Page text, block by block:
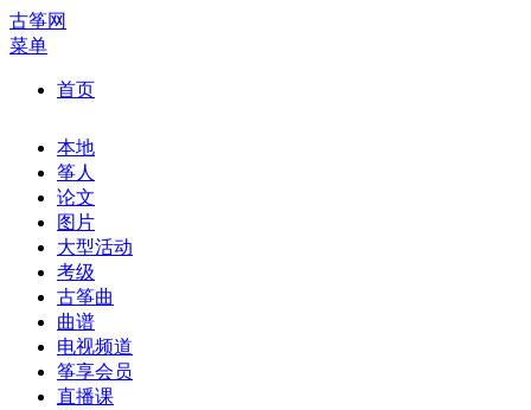
古筝网
菜单
首页
本地
筝人
论文
图片
大型活动
考级
古筝曲
曲谱
电视频道
筝享会员
直播课